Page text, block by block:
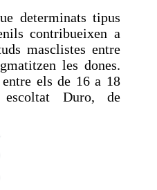
determinats tipus
contribueixen a
masclistes entre
les dones.
els de 16 a 18
Duro, de